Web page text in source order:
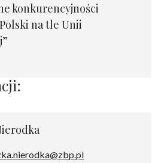
konkurencyjności
na tle Unii